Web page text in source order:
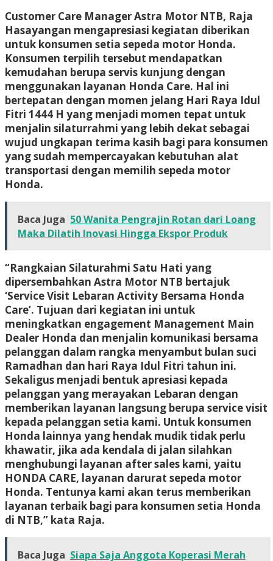
Customer Care Manager Astra Motor NTB, Raja
Hasayangan mengapresiasi kegiatan diberikan
untuk konsumen setia sepeda motor Honda.
Konsumen terpilih tersebut mendapatkan
kemudahan berupa servis kunjung dengan
menggunakan layanan Honda Care. Hal ini
bertepatan dengan momen jelang Hari Raya Idul
Fitri 1444 H yang menjadi momen tepat untuk
menjalin silaturrahmi yang lebih dekat sebagai
wujud ungkapan terima kasih bagi para konsumen
yang sudah mempercayakan kebutuhan alat
transportasi dengan memilih sepeda motor
Honda.
Baca Juga 50 Wanita Pengrajin Rotan dari Loang
Maka Dilatih Inovasi Hingga Ekspor Produk
“Rangkaian Silaturahmi Satu Hati yang
dipersembahkan Astra Motor NTB bertajuk
‘Service Visit Lebaran Activity Bersama Honda
Care’. Tujuan dari kegiatan ini untuk
meningkatkan engagement Management Main
Dealer Honda dan menjalin komunikasi bersama
pelanggan dalam rangka menyambut bulan suci
Ramadhan dan hari Raya Idul Fitri tahun ini.
Sekaligus menjadi bentuk apresiasi kepada
pelanggan yang merayakan Lebaran dengan
memberikan layanan langsung berupa service visit
kepada pelanggan setia kami. Untuk konsumen
Honda lainnya yang hendak mudik tidak perlu
khawatir, jika ada kendala di jalan silahkan
menghubungi layanan after sales kami, yaitu
HONDA CARE, layanan darurat sepeda motor
Honda. Tentunya kami akan terus memberikan
layanan terbaik bagi para konsumen setia Honda
di NTB,” kata Raja.
Baca Juga Siapa Saja Anggota Koperasi Merah